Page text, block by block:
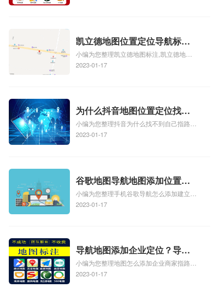
地图标注服务中心铺招牌相关地图标注知
识，详情可查看下方正文！
凯立德地图位置定位导航标
注？凯立德地图位置定位,导航,
标注？
小编为您整理凯立德地图标注,凯立德地图
标注怎么做啊、凯立德地图标注,凯立德地
相关地图标注知识，详情可查看下方正文！
2023-01-17
为什么抖音地图位置定位找不
到了？抖音为什么找不到当前
定位了？
小编为您整理抖音为什么找不到自己指路人
地图标注服务中心铺的位置、地图位置更新
服务中心位置、抖音突然不显示定位了相关
地图标注知识，详情可查看下方正文！
2023-01-17
谷歌地图导航地图添加位置？
添加谷歌地图导航位置？
小编为您整理手机谷歌导航怎么添加建立多
人位置、如何在地图，谷歌地图添加公司位
2023-01-17
导航地图添加企业定位？导航
定位企业？
小编为您整理地图怎么添加企业商家指路人
地图标注服务中心铺名称、地图怎么添加企
2023-01-17